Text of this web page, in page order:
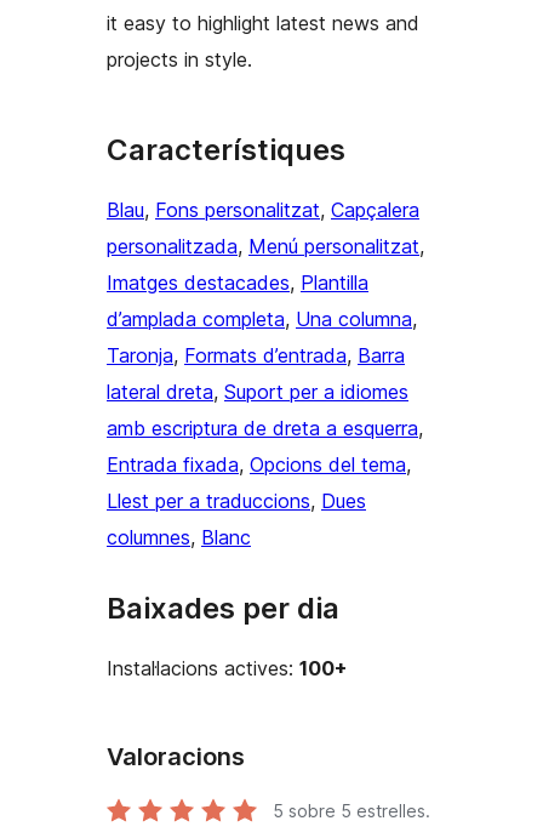
it easy to highlight latest news and
projects in style.
Característiques
Blau, Fons personalitzat, Capçalera
personalitzada, Menú personalitzat
Imatges destacades, Plantilla
d’amplada completa, Una columna
Taronja, Formats d’entrada, Barra
lateral dreta, Suport per a idiomes
amb escriptura de dreta a esquerra
Entrada fixada, Opcions del tema
Llest per a traduccions, Dues
columnes, Blanc
Baixades per dia
Instal·lacions actives: 100+
Valoracions
5 sobre 5 estrelles.